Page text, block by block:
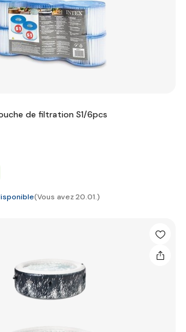
de filtration S1/6pcs
(Vous avez 20.01.)